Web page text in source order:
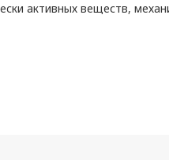
активных веществ,